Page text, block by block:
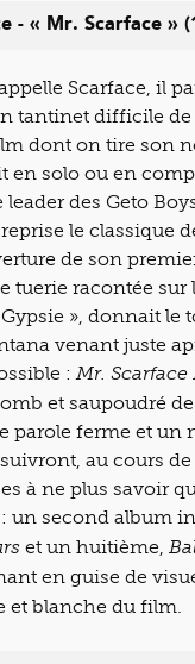
- « Mr. Scarface »
Scarface, il
tantinet difficile de
dont on tire son
en solo ou en
leader des Geto
le classique
de son
tuerie racontée sur
Gypsie », donnait le
venant juste
:Mr. Scarface
et saupoudré
parole ferme et un
suivront, au cours
à ne plus savoir
un second album
et un huitième,
en guise de
et blanche du film.